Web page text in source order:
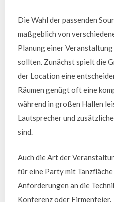
Die Wahl der passenden
maßgeblich von
Planung einer
sollten. Zunächst spielt die
der Location eine
Räumen genügt oft eine
während in großen Hallen
Lautsprecher und
sind.
Auch die Art der
für eine Party mit
Anforderungen an die
Konferenz oder Firmenfeier.